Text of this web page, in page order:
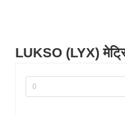
LUKSO (LYX)
जो Q4 2023 के लिए लक्षित है।
प्रदर्शन को बढ़ाने पर केंद्रित
भागीदारों के साथ एकीकृत करने
पहुंच और उपयोगिता का विस्तार
साझेदारियों की घोषणा की